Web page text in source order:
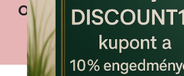
Olio di CBG